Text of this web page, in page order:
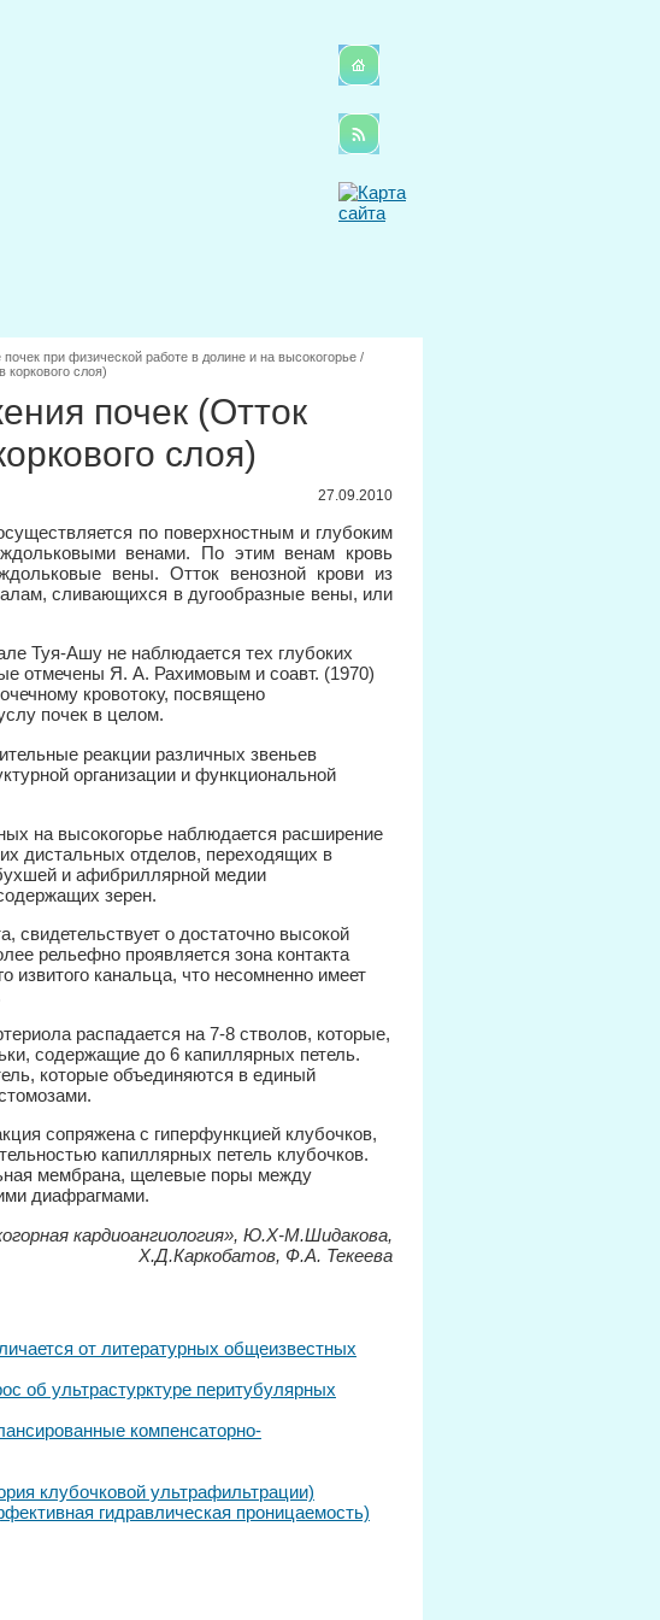
при физической работе в долине и на высокогорье /
коркового слоя)
почек (Отток
слоя)
27.09.2010
по поверхностным и глубоким
венами. По этим венам кровь
вены. Отток венозной крови из
сливающихся в дугообразные вены, или
Туя-Ашу не наблюдается тех глубоких
отмечены Я. А. Рахимовым и соавт. (1970)
кровотоку, посвящено
почек в целом.
реакции различных звеньев
организации и функциональной
на высокогорье наблюдается расширение
дистальных отделов, переходящих в
и афибриллярной медии
зерен.
свидетельствует о достаточно высокой
рельефно проявляется зона контакта
извитого канальца, что несомненно имеет
распадается на 7-8 стволов, которые,
содержащие до 6 капиллярных петель.
которые объединяются в единый
сопряжена с гиперфункцией клубочков,
капиллярных петель клубочков.
мембрана, щелевые поры между
диафрагмами.
кардиоангиология», Ю.Х-М.Шидакова,
Х.Д.Каркобатов, Ф.А. Текеева
от литературных общеизвестных
об ультрастурктуре перитубулярных
компенсаторно-
клубочковой ультрафильтрации)
гидравлическая проницаемость)